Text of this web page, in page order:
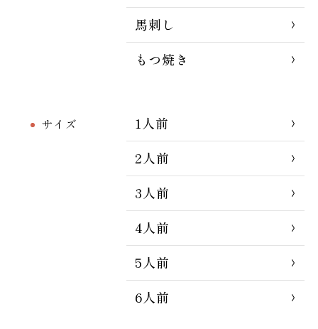
馬刺し
もつ焼き
サイズ
1人前
2人前
3人前
4人前
5人前
6人前